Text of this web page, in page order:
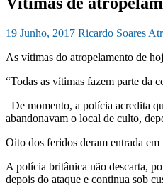
19 Junho, 2017 Ricardo Soares
As vítimas do atropelamento de
“Todas as vítimas fazem parte da
De momento, a polícia acredita
abandonavam o local de culto,
Oito dos feridos deram entrada
A polícia britânica não descarta,
depois do ataque e continua sob